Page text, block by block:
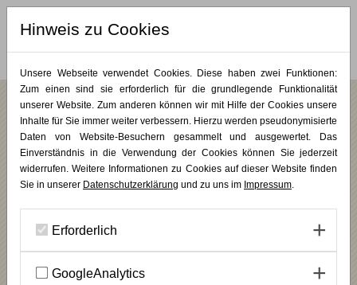
MERKLISTE (0)
Wochenendkurse/Trauer & Verlust/PLUS KUNST
Trauerwerkstatt
Die nonverbale Kraft der Kunst
Zugänge in ihre Begleitung integrieren möchten. Die Teilnehmenden
lernen malerische Methoden kennen, die die Ressourcen der
Trauernden stärken und den inneren Ausdruck sichtbar machen.
Hinweis zu Cookies
Unsere Webseite verwendet Cookies. Diese haben zwei Funktionen:
Zum einen sind sie erforderlich für die grundlegende Funktionalität
unserer Website. Zum anderen können wir mit Hilfe der Cookies unsere
Inhalte für Sie immer weiter verbessern. Hierzu werden pseudonymisierte
Daten von Website-Besuchern gesammelt und ausgewertet. Das
Einverständnis in die Verwendung der Cookies können Sie jederzeit
widerrufen. Weitere Informationen zu Cookies auf dieser Website finden
Sie in unserer Datenschutzerklärung und zu uns im Impressum.
Erforderlich
GoogleAnalytics